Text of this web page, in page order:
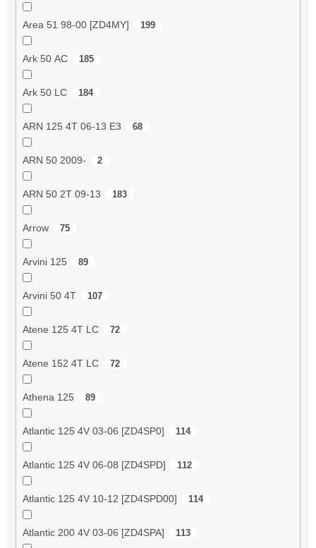
Area 51 98-00 [ZD4MY] 199
Ark 50 AC 185
Ark 50 LC 184
ARN 125 4T 06-13 E3 68
ARN 50 2009- 2
ARN 50 2T 09-13 183
Arrow 75
Arvini 125 89
Arvini 50 4T 107
Atene 125 4T LC 72
Atene 152 4T LC 72
Athena 125 89
Atlantic 125 4V 03-06 [ZD4SP0] 114
Atlantic 125 4V 06-08 [ZD4SPD] 112
Atlantic 125 4V 10-12 [ZD4SPD00] 114
Atlantic 200 4V 03-06 [ZD4SPA] 113